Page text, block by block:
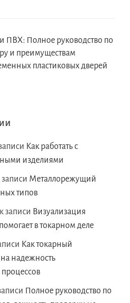
ПВХ: Полное руководство по
и преимуществам
пластиковых дверей
Как работать с
изделиями
записи Металлорежущий
типов
к записи Визуализация
в токарном деле
Как токарный
надежность
Полное руководство по